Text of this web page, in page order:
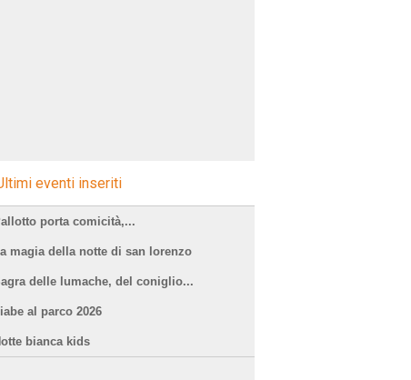
eventi inseriti
porta comicità,...
magia della notte di san lorenzo
delle lumache, del coniglio...
al parco 2026
bianca kids